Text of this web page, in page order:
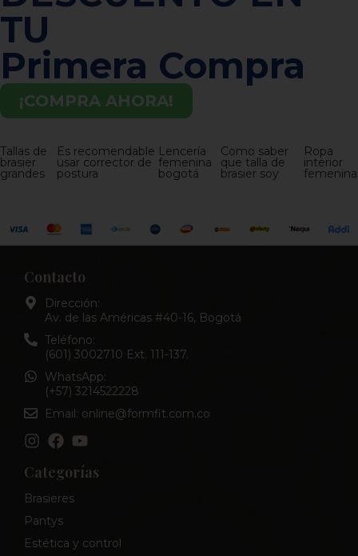
TU
Primera Compra
¡COMPRA AHORA!
Tallas de
brasier
grandes
Es recomendable
usar corrector de
postura
Lencería
femenina
bogotá
Como saber
que talla de
brasier soy
Ropa
interior
femenina
Contacto
Dirección:
Av. de las Américas #40-16, Bogotá
Teléfono:
(601) 3002710 Ext. 111-137.
WhatsApp:
(+57) 3214522228
Email: online@formfit.com.co
Categorías
Brasieres
Pantys
Estética y control